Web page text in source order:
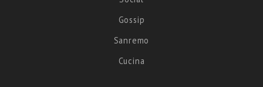
Gossip
Sanremo
Cucina